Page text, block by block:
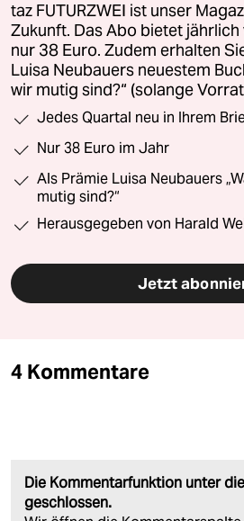
taz FUTURZWEI ist unser
Zukunft. Das Abo bietet
nur 38 Euro. Zudem erhalten
Luisa Neubauers neuestem
wir mutig sind?“ (solange
Jedes Quartal neu in Ihrem
Nur 38 Euro im Jahr
Als Prämie Luisa Neubauers
mutig sind?“
Herausgegeben von Harald
Jetzt
4 Kommentare
Die Kommentarfunktion unter
geschlossen.